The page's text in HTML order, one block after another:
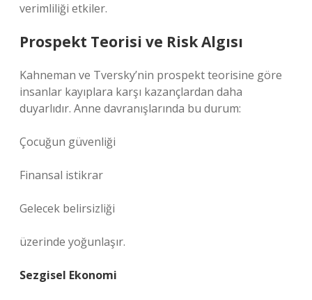
verimliliği etkiler.
Prospekt Teorisi ve Risk Algısı
Kahneman ve Tversky’nin prospekt teorisine göre
insanlar kayıplara karşı kazançlardan daha
duyarlıdır. Anne davranışlarında bu durum:
Çocuğun güvenliği
Finansal istikrar
Gelecek belirsizliği
üzerinde yoğunlaşır.
Sezgisel Ekonomi